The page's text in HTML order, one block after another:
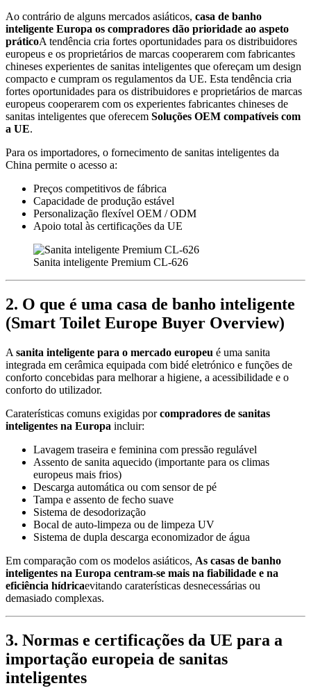
Ao contrário de alguns mercados asiáticos, casa de banho
inteligente Europa os compradores dão prioridade ao aspeto
práticoA tendência cria fortes oportunidades para os distribuidores
europeus e os proprietários de marcas cooperarem com fabricantes
chineses experientes de sanitas inteligentes que ofereçam um design
compacto e cumpram os regulamentos da UE. Esta tendência cria
fortes oportunidades para os distribuidores e proprietários de marcas
europeus cooperarem com os experientes fabricantes chineses de
sanitas inteligentes que oferecem Soluções OEM compatíveis com
a UE.
Para os importadores, o fornecimento de sanitas inteligentes da
China permite o acesso a:
Preços competitivos de fábrica
Capacidade de produção estável
Personalização flexível OEM / ODM
Apoio total às certificações da UE
Sanita inteligente Premium CL-626
2. O que é uma casa de banho inteligente
(Smart Toilet Europe Buyer Overview)
A sanita inteligente para o mercado europeu é uma sanita
integrada em cerâmica equipada com bidé eletrónico e funções de
conforto concebidas para melhorar a higiene, a acessibilidade e o
conforto do utilizador.
Caraterísticas comuns exigidas porcompradores de sanitas
inteligentes na Europa incluir:
Lavagem traseira e feminina com pressão regulável
Assento de sanita aquecido (importante para os climas
europeus mais frios)
Descarga automática ou com sensor de pé
Tampa e assento de fecho suave
Sistema de desodorização
Bocal de auto-limpeza ou de limpeza UV
Sistema de dupla descarga economizador de água
Em comparação com os modelos asiáticos, As casas de banho
inteligentes na Europa centram-se mais na fiabilidade e na
eficiência hídricaevitando caraterísticas desnecessárias ou
demasiado complexas.
3. Normas e certificações da UE para a
importação europeia de sanitas
inteligentes